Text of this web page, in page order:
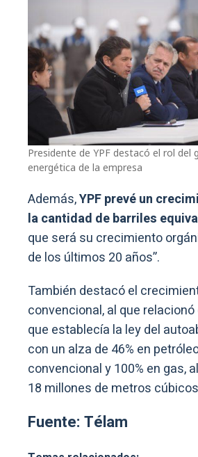
Presidente de YPF destacó el rol del
energética de la empresa
Además,YPF prevé un
la cantidad de barriles
que será su crecimiento
de los últimos 20 años”.
También destacó el
convencional, al que
que establecía la ley del
con un alza de 46% en
convencional y 100% en gas,
18 millones de metros
Fuente: Télam